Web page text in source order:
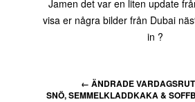
Jamen det var en liten update
visa er några bilder från Dubai
in ?
← ÄNDRADE
SNÖ, SEMMELKLADDKAKA &